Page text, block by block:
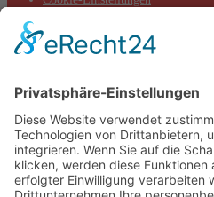
Aktuelles
Aktionen
Termine